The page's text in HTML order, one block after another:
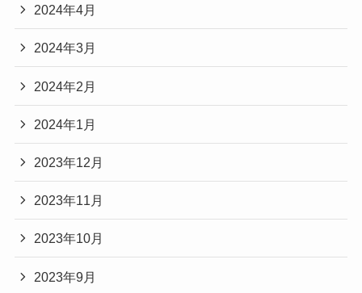
2024年4月
2024年3月
2024年2月
2024年1月
2023年12月
2023年11月
2023年10月
2023年9月